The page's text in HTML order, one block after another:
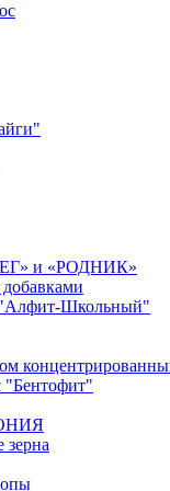
и «РОДНИК»
"Алфит-Школьный"
"Бентофит"
зерна